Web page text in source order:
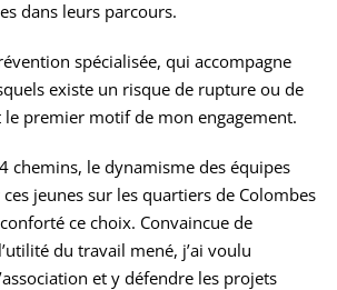
dans leurs parcours.
spécialisée, qui accompagne
existe un risque de rupture ou de
premier motif de mon engagement.
chemins, le dynamisme des équipes
jeunes sur les quartiers de Colombes
ce choix. Convaincue de
du travail mené, j’ai voulu
et y défendre les projets